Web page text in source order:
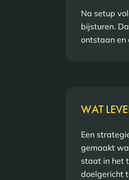
Na setup
bijsturen.
ontstaan en
WAT
Een
gemaakt
staat in het
doelgericht